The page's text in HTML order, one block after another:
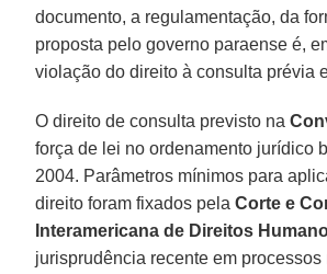
documento, a regulamentação, da
proposta pelo governo paraense é,
violação do direito à consulta prévia
O direito de consulta previsto na
força de lei no ordenamento jurídico
2004. Parâmetros mínimos para
direito foram fixados pelaCorte e
Interamericana de Direitos
jurisprudência recente em